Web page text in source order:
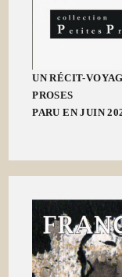
UN RÉCIT-
PROSES
PARU EN JUIN